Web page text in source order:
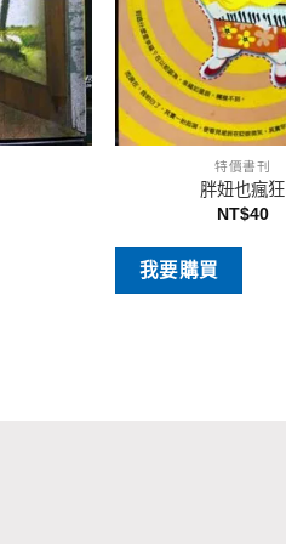
特價書刊
胖妞也瘋狂
NT$40
我要購買